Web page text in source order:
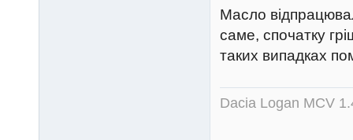
Масло
саме, спочатку
таких випадках
Dacia Logan MCV